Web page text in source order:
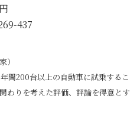
437
）
間200台以上の自動車に試乗するこ
わりを考えた評価、評論を得意とす